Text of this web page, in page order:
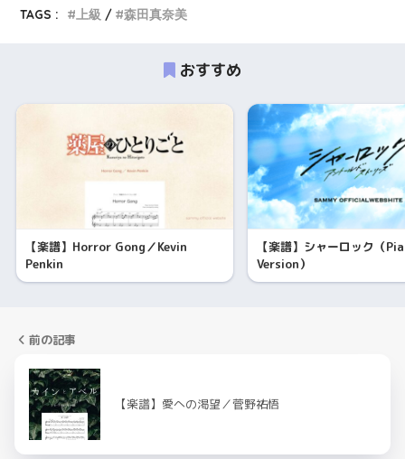
TAGS :
上級 森田真奈美
おすすめ
【楽譜】Horror Gong／Kevin
Penkin
【楽譜】シャーロック（
Version）
前の記事
【楽譜】愛への渇望／菅野祐悟